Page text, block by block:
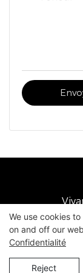
Copyright ©
confidentialité
We use cookies
on and off our
Confidentialité
Reject